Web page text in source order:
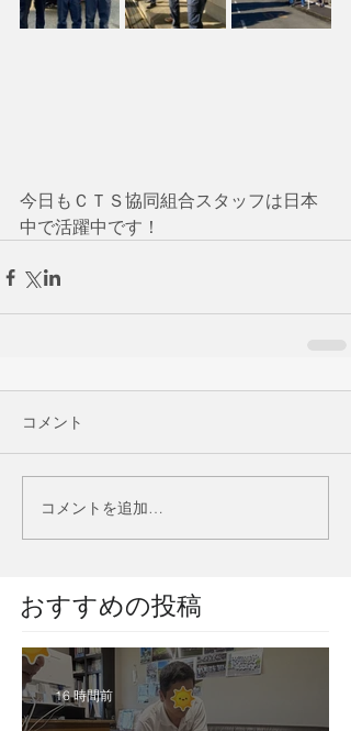
今日もＣＴＳ協同組合スタッフは日本
中で活躍中です！
コメント
コメントを追加…
​おすすめの投稿
16 時間前